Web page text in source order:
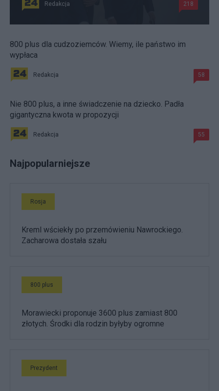
Redakcja 218
800 plus dla cudzoziemców. Wiemy, ile państwo im
wypłaca
Redakcja 58
Nie 800 plus, a inne świadczenie na dziecko. Padła
gigantyczna kwota w propozycji
Redakcja 55
Najpopularniejsze
Rosja
Kreml wściekły po przemówieniu Nawrockiego.
Zacharowa dostała szału
800 plus
Morawiecki proponuje 3600 plus zamiast 800
złotych. Środki dla rodzin byłyby ogromne
Prezydent